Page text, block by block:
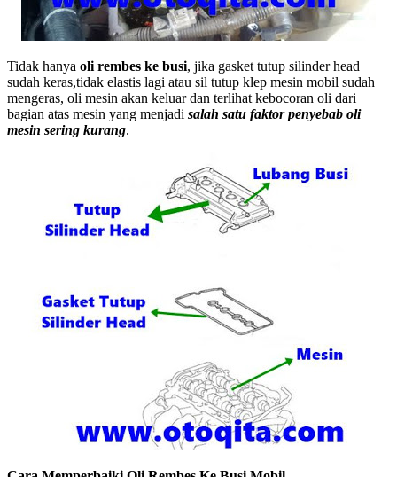
Tidak hanya oli rembes ke busi, jika gasket tutup silinder head
sudah keras,tidak elastis lagi atau sil tutup klep mesin mobil sudah
mengeras, oli mesin akan keluar dan terlihat kebocoran oli dari
bagian atas mesin yang menjadi salah satu faktor penyebab oli
mesin sering kurang.